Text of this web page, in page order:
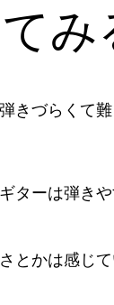
み
づらくて
ーは弾き
かは感じ